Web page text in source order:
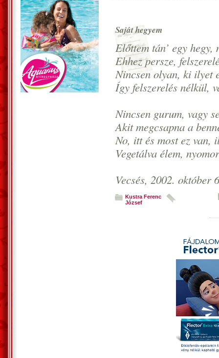
Saját hegyem
Előttem tán’ egy
Ehhez persze,
Nincsen olyan, ki ilyet
Így felszerelés nélkül,
Nincsen gurum, vagy
Akit megcsapna a
No, itt és most ez van,
Vegetálva élem,
Vecsés, 2002. október
Kustra Ferenc
József